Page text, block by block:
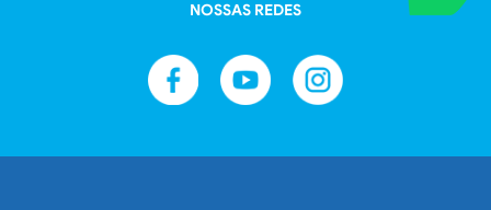
NOSSAS REDES